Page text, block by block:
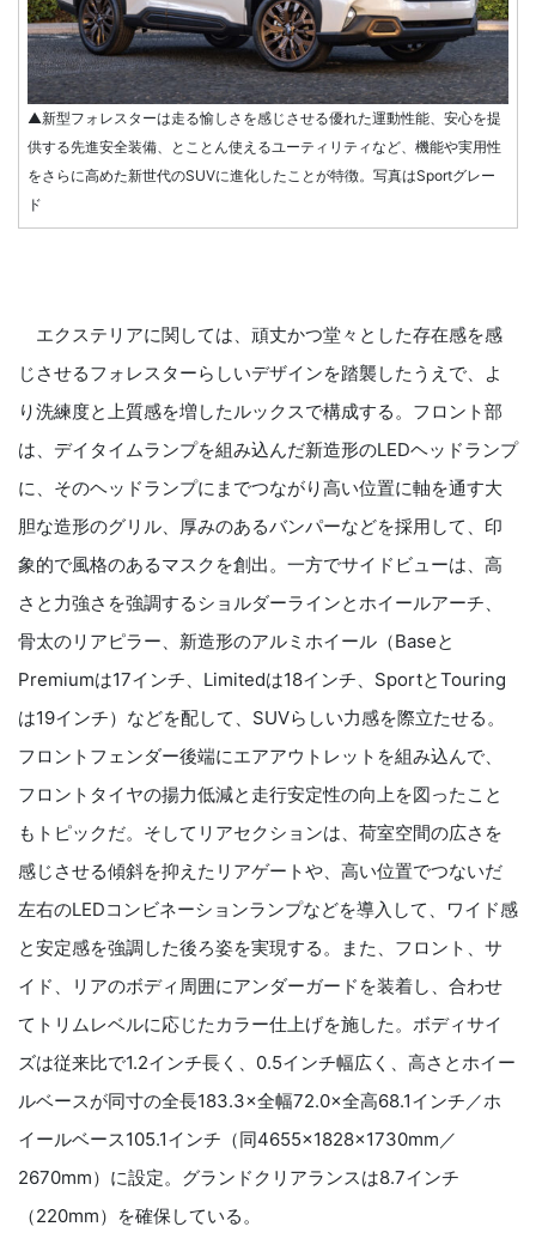
▲新型フォレスターは走る愉しさを感じさせる優れた運動性能、安心を提
供する先進安全装備、とことん使えるユーティリティなど、機能や実用性
をさらに高めた新世代のSUVに進化したことが特徴。写真はSportグレー
ド
エクステリアに関しては、頑丈かつ堂々とした存在感を感
じさせるフォレスターらしいデザインを踏襲したうえで、よ
り洗練度と上質感を増したルックスで構成する。フロント部
は、デイタイムランプを組み込んだ新造形のLEDヘッドランプ
に、そのヘッドランプにまでつながり高い位置に軸を通す大
胆な造形のグリル、厚みのあるバンパーなどを採用して、印
象的で風格のあるマスクを創出。一方でサイドビューは、高
さと力強さを強調するショルダーラインとホイールアーチ、
骨太のリアピラー、新造形のアルミホイール（Baseと
Premiumは17インチ、Limitedは18インチ、SportとTouring
は19インチ）などを配して、SUVらしい力感を際立たせる。
フロントフェンダー後端にエアアウトレットを組み込んで、
フロントタイヤの揚力低減と走行安定性の向上を図ったこと
もトピックだ。そしてリアセクションは、荷室空間の広さを
感じさせる傾斜を抑えたリアゲートや、高い位置でつないだ
左右のLEDコンビネーションランプなどを導入して、ワイド感
と安定感を強調した後ろ姿を実現する。また、フロント、サ
イド、リアのボディ周囲にアンダーガードを装着し、合わせ
てトリムレベルに応じたカラー仕上げを施した。ボディサイ
ズは従来比で1.2インチ長く、0.5インチ幅広く、高さとホイー
ルベースが同寸の全長183.3×全幅72.0×全高68.1インチ／ホ
イールベース105.1インチ（同4655×1828×1730mm／
2670mm）に設定。グランドクリアランスは8.7インチ
（220mm）を確保している。